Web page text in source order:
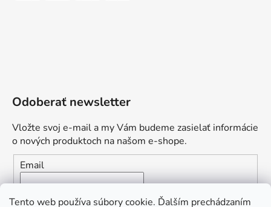
Tento web používa súbory cookie. Ďalším prechádzaním
Odoberať newsletter
Vložte svoj e-mail a my Vám budeme zasielať informácie
o nových produktoch na našom e-shope.
Email
Vložením e-mailu súhlasíte s
podmienkami ochrany